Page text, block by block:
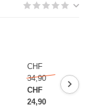
CHF
34,90
CHF
24,90